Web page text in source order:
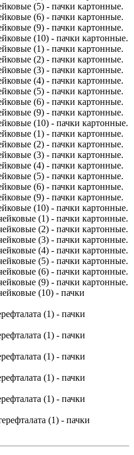
(5) - пачки картонные.
(6) - пачки картонные.
(9) - пачки картонные.
(10) - пачки картонные.
(1) - пачки картонные.
(2) - пачки картонные.
(3) - пачки картонные.
(4) - пачки картонные.
(5) - пачки картонные.
(6) - пачки картонные.
(9) - пачки картонные.
(10) - пачки картонные.
(1) - пачки картонные.
(2) - пачки картонные.
(3) - пачки картонные.
(4) - пачки картонные.
(5) - пачки картонные.
(6) - пачки картонные.
(9) - пачки картонные.
(10) - пачки картонные.
(1) - пачки картонные.
(2) - пачки картонные.
(3) - пачки картонные.
(4) - пачки картонные.
(5) - пачки картонные.
(6) - пачки картонные.
(9) - пачки картонные.
(10) - пачки
(1) - пачки
(1) - пачки
(1) - пачки
(1) - пачки
(1) - пачки
(1) - пачки